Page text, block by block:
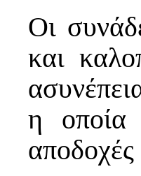
Οι
και
η οποία